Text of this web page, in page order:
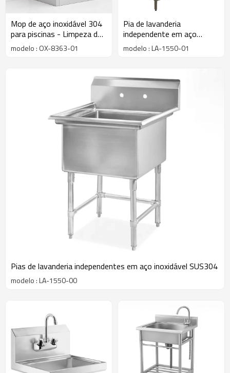
Mop de aço inoxidável 304
para piscinas - Limpeza de
hospitais e oficinas
modelo : OX-8363-01
Pia de lavanderia
independente em aço
inoxidável com pés e pias
utilitárias modernas
modelo : LA-1550-01
Pias de lavanderia independentes em aço inoxidável SUS304
modelo : LA-1550-00